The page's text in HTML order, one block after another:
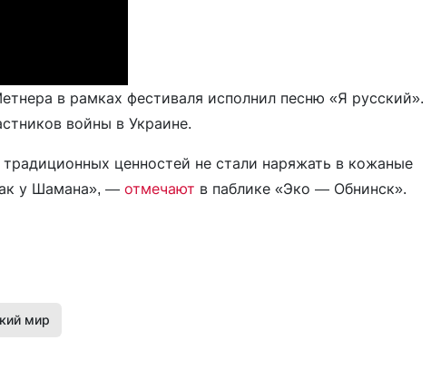
в рамках фестиваля исполнил песню «Я русский».
войны в Украине.
ценностей не стали наряжать в кожаные
у Шамана», — отмечают в паблике «Эко — Обнинск».
мир